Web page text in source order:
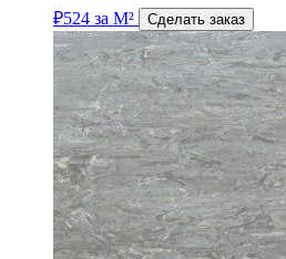
₽524 за М² Сделать заказ